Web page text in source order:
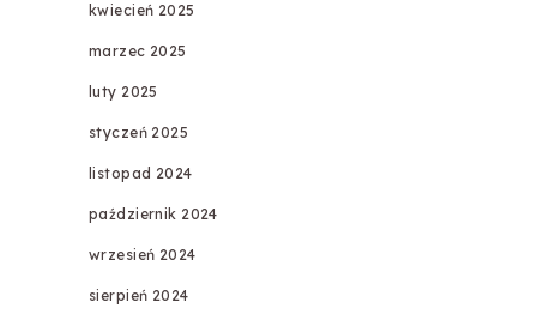
kwiecień 2025
marzec 2025
luty 2025
styczeń 2025
listopad 2024
październik 2024
wrzesień 2024
sierpień 2024